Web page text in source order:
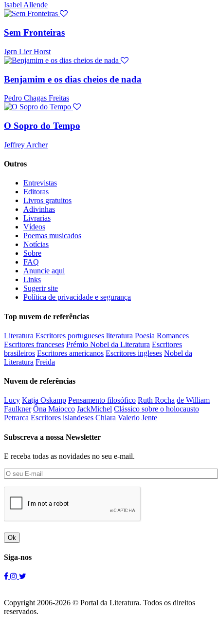
Isabel Allende
Sem Fronteiras
Jørn Lier Horst
Benjamim e os dias cheios de nada
Pedro Chagas Freitas
O Sopro do Tempo
Jeffrey Archer
Outros
Entrevistas
Editoras
Livros gratuitos
Adivinhas
Livrarias
Vídeos
Poemas musicados
Notícias
Sobre
FAQ
Anuncie aqui
Links
Sugerir site
Política de privacidade e segurança
Top nuvem de referências
Literatura Escritores portugueses literatura Poesia Romances
Escritores franceses Prémio Nobel da Literatura Escritores
brasileiros Escritores americanos Escritores ingleses Nobel da
Literatura Freida
Nuvem de referências
Lucy Katja Oskamp Pensamento filosófico Ruth Rocha de William
Faulkner Ôna Maiocco JackMichel Clássico sobre o holocausto
Petrarca Escritores islandeses Chiara Valerio Jente
Subscreva a nossa Newsletter
E receba todas as novidades no seu e-mail.
Ok
Siga-nos
Copyright 2006-2026 © Portal da Literatura. Todos os direitos
reservados.